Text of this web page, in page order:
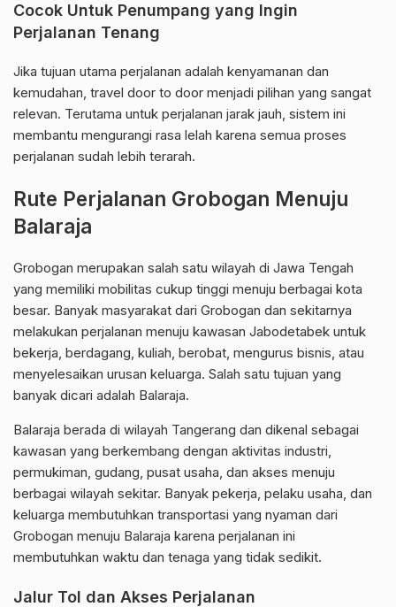
Cocok Untuk Penumpang yang Ingin
Perjalanan Tenang
Jika tujuan utama perjalanan adalah kenyamanan dan
kemudahan, travel door to door menjadi pilihan yang sangat
relevan. Terutama untuk perjalanan jarak jauh, sistem ini
membantu mengurangi rasa lelah karena semua proses
perjalanan sudah lebih terarah.
Rute Perjalanan Grobogan Menuju
Balaraja
Grobogan merupakan salah satu wilayah di Jawa Tengah
yang memiliki mobilitas cukup tinggi menuju berbagai kota
besar. Banyak masyarakat dari Grobogan dan sekitarnya
melakukan perjalanan menuju kawasan Jabodetabek untuk
bekerja, berdagang, kuliah, berobat, mengurus bisnis, atau
menyelesaikan urusan keluarga. Salah satu tujuan yang
banyak dicari adalah Balaraja.
Balaraja berada di wilayah Tangerang dan dikenal sebagai
kawasan yang berkembang dengan aktivitas industri,
permukiman, gudang, pusat usaha, dan akses menuju
berbagai wilayah sekitar. Banyak pekerja, pelaku usaha, dan
keluarga membutuhkan transportasi yang nyaman dari
Grobogan menuju Balaraja karena perjalanan ini
membutuhkan waktu dan tenaga yang tidak sedikit.
Jalur Tol dan Akses Perjalanan